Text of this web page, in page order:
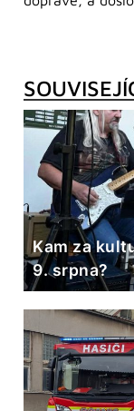
Kam za
9. srpna?